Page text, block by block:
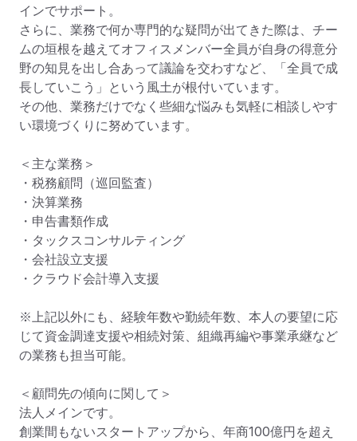
インでサポート。
さらに、業務で何か専門的な疑問が出てきた際は、チー
ムの垣根を越えてオフィスメンバー全員が自身の得意分
野の知見を出し合あって議論を交わすなど、「全員で成
長していこう」という風土が根付いています。
その他、業務だけでなく些細な悩みも気軽に相談しやす
い環境づくりに努めています。
＜主な業務＞
・税務顧問（巡回監査）
・決算業務
・申告書類作成
・タックスコンサルティング
・会社設立支援
・クラウド会計導入支援
※上記以外にも、経験年数や勤続年数、本人の要望に応
じて資金調達支援や相続対策、組織再編や事業承継など
の業務も担当可能。
＜顧問先の傾向に関して＞
法人メインです。
創業間もないスタートアップから、年商100億円を超え